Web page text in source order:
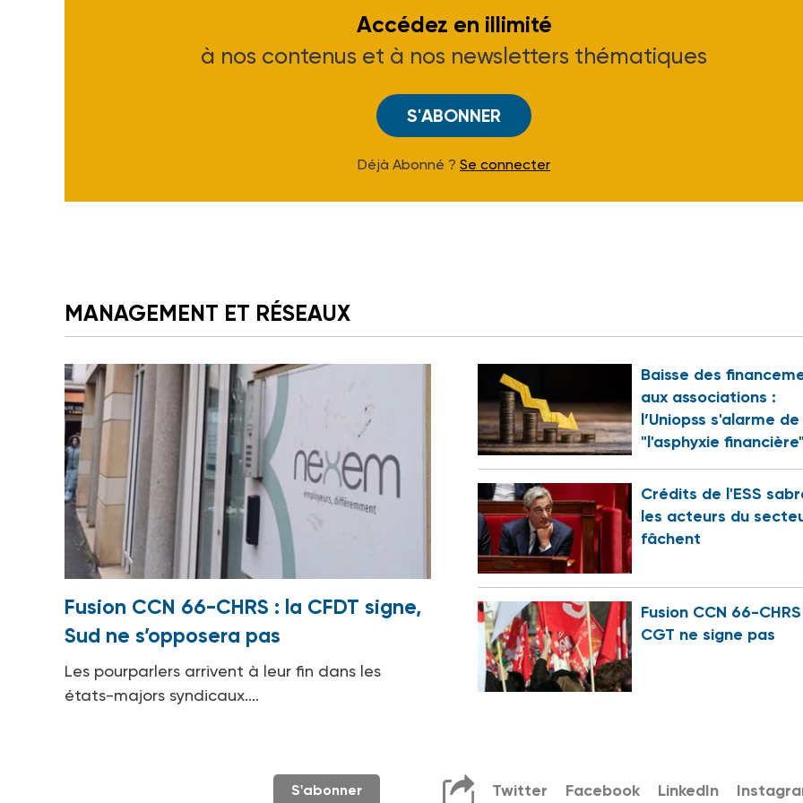
Accédez en illimité
à nos contenus et à nos newsletters thématiques
S'ABONNER
Déjà Abonné ? Se connecter
MANAGEMENT ET RÉSEAUX
Fusion CCN 66-CHRS : la CFDT signe,
Sud ne s’opposera pas
Les pourparlers arrivent à leur fin dans les
états-majors syndicaux....
Baisse des
aux associations :
l’Uniopss s'alarme de
"l'asphyxie
Crédits de l'ESS
les acteurs du
fâchent
Fusion CCN 66-
CGT ne signe pas
S'abonner Twitter Facebook LinkedIn